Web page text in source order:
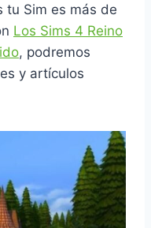
tu Sim es más de
Los Sims 4 Reino
, podremos
y artículos